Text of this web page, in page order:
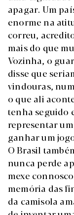
apagar. Um
enorme na
correu,
mais do que
Vozinha, o
disse que
vindouras,
o que ali
tenha seguido
representar
ganhar um
O Brasil
nunca perde
mexe
memória das
da camisola